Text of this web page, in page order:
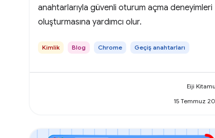
anahtarlarıyla güvenli oturum açma deneyimleri
oluşturmasına yardımcı olur.
Kimlik Blog Chrome Geçiş anahtarları
Eiji
15 Temmuz